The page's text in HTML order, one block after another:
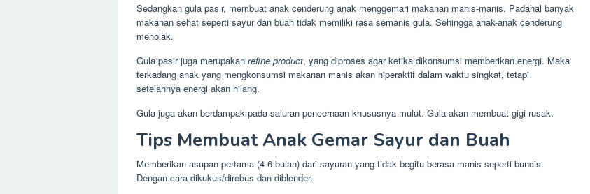
Sedangkan gula pasir, membuat anak cenderung anak menggemari makanan manis-manis. Padahal banyak
makanan sehat seperti sayur dan buah tidak memiliki rasa semanis gula. Sehingga anak-anak cenderung
menolak.
Gula pasir juga merupakan refine product, yang diproses agar ketika dikonsumsi memberikan energi. Maka
terkadang anak yang mengkonsumsi makanan manis akan hiperaktif dalam waktu singkat, tetapi
setelahnya energi akan hilang.
Gula juga akan berdampak pada saluran pencernaan khususnya mulut. Gula akan membuat gigi rusak.
Tips Membuat Anak Gemar Sayur dan Buah
Memberikan asupan pertama (4-6 bulan) dari sayuran yang tidak begitu berasa manis seperti buncis.
Dengan cara dikukus/direbus dan diblender.